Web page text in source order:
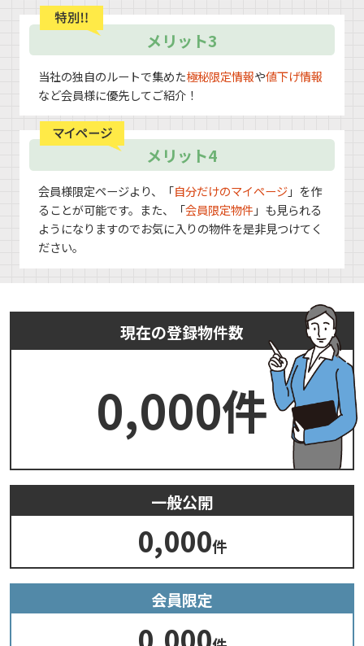
メリット3
当社の独自のルートで集めた極秘限定情報や値下げ情報
など会員様に優先してご紹介！
メリット4
会員様限定ページより、「自分だけのマイページ」を作
ることが可能です。また、「会員限定物件 」も見られる
ようになりますのでお気に入りの物件を是非見つけてく
ださい。
現在の登録物件数
0,000件
一般公開
0,000件
会員限定